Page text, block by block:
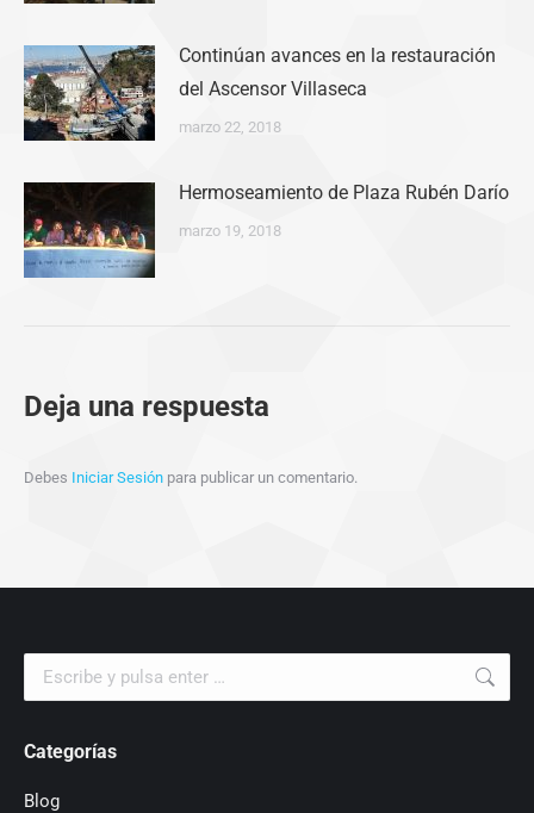
Continúan avances en la restauración
del Ascensor Villaseca
marzo 22, 2018
Hermoseamiento de Plaza Rubén Darío
marzo 19, 2018
Deja una respuesta
Debes Iniciar Sesión para publicar un comentario.
Buscar:
Categorías
Blog